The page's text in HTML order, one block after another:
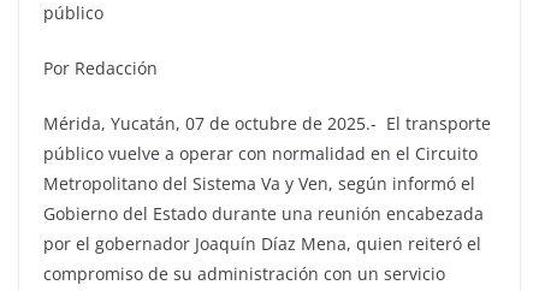
público
Por Redacción
Mérida, Yucatán, 07 de octubre de 2025.- El transporte
público vuelve a operar con normalidad en el Circuito
Metropolitano del Sistema Va y Ven, según informó el
Gobierno del Estado durante una reunión encabezada
por el gobernador Joaquín Díaz Mena, quien reiteró el
compromiso de su administración con un servicio